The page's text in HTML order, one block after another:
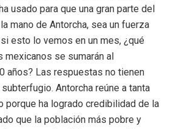
usado para que una gran parte del
mano de Antorcha, sea un fuerza
esto lo vemos en un mes, ¿qué
mexicanos se sumarán al
años? Las respuestas no tienen
Antorcha reúne a tanta
porque ha logrado credibilidad de la
que la población más pobre y